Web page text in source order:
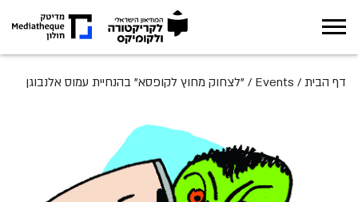
אודות
מה קורה במוזיאון
דף הבית /
Events
/ "לצחוק מחוץ לקופסא" בהנחיית עמוס אלנבוגן